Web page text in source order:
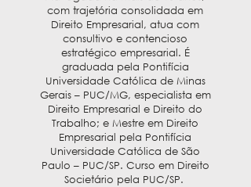
com trajetória consolidada em
Direito Empresarial, atua com
consultivo e contencioso
estratégico empresarial. É
graduada pela Pontifícia
Universidade Católica de Minas
Gerais – PUC/MG, especialista em
Direito Empresarial e Direito do
Trabalho; e Mestre em Direito
Empresarial pela Pontifícia
Universidade Católica de São
Paulo – PUC/SP. Curso em Direito
Societário pela PUC/SP.